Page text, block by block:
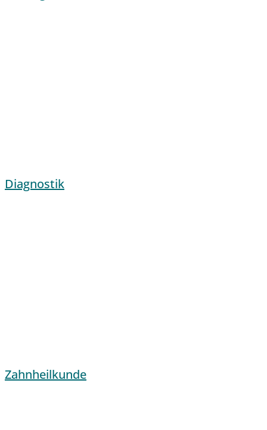
Diagnostik
Zahnheilkunde